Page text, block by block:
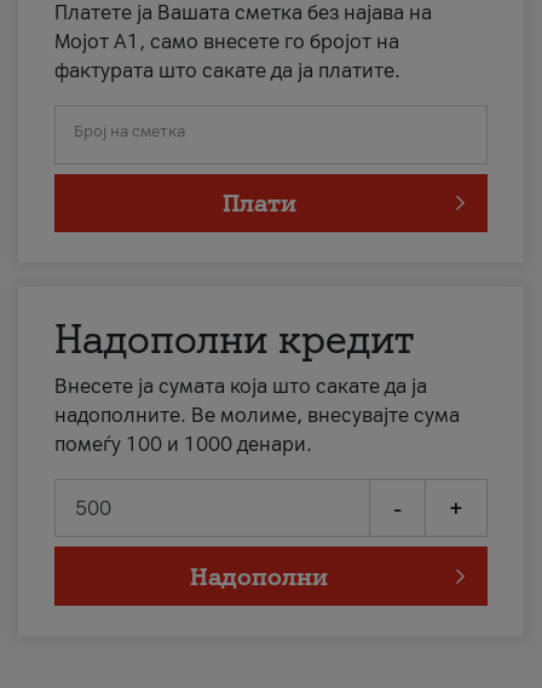
Платете ја Вашата сметка без најава на
Мојот А1, само внесете го бројот на
фактурата што сакате да ја платите.
Број на сметка
Плати
Надополни кредит
Внесете ја сумата која што сакате да ја
надополните. Ве молиме, внесувајте сума
помеѓу 100 и 1000 денари.
- +
Надополни